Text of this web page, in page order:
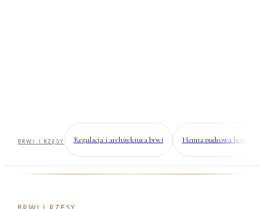
BRWI I RZĘSY Regulacja i architektura brwi Henna pudrowa brwi